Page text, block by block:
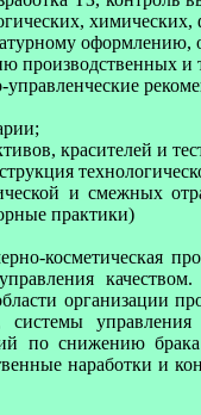
оформлению,
производственных и
красителей и
и смежных
практики)
косметическая
организации
по снижению
наработки и